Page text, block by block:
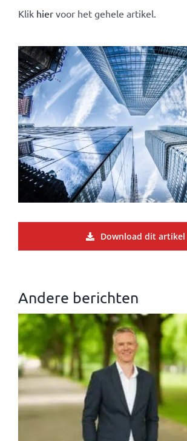
Klik hiervoor het gehele artikel.
Download dit artikel
Andere berichten